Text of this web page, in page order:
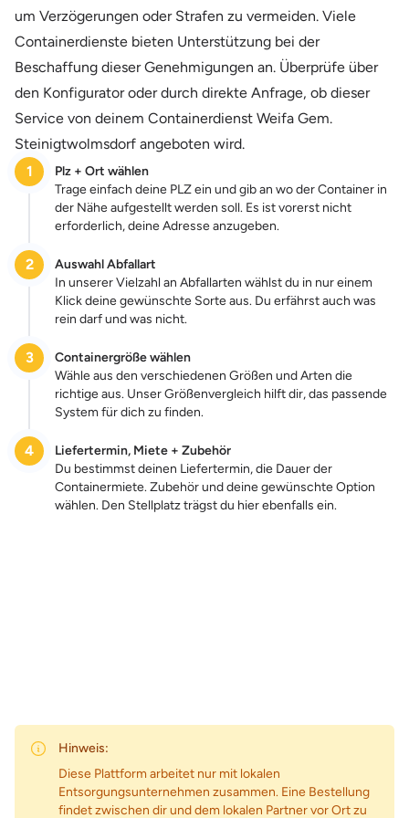
um Verzögerungen oder Strafen zu vermeiden. Viele
Containerdienste bieten Unterstützung bei der
Beschaffung dieser Genehmigungen an. Überprüfe über
den Konfigurator oder durch direkte Anfrage, ob dieser
Service von deinem Containerdienst Weifa Gem.
Steinigtwolmsdorf angeboten wird.
1
Plz + Ort wählen
Trage einfach deine PLZ ein und gib an wo der Container in
der Nähe aufgestellt werden soll. Es ist vorerst nicht
erforderlich, deine Adresse anzugeben.
2
Auswahl Abfallart
In unserer Vielzahl an Abfallarten wählst du in nur einem
Klick deine gewünschte Sorte aus. Du erfährst auch was
rein darf und was nicht.
3
Containergröße wählen
Wähle aus den verschiedenen Größen und Arten die
richtige aus. Unser Größenvergleich hilft dir, das passende
System für dich zu finden.
4
Liefertermin, Miete + Zubehör
Du bestimmst deinen Liefertermin, die Dauer der
Containermiete. Zubehör und deine gewünschte Option
wählen. Den Stellplatz trägst du hier ebenfalls ein.
Hinweis:
Diese Plattform arbeitet nur mit lokalen
Entsorgungsunternehmen zusammen. Eine Bestellung
findet zwischen dir und dem lokalen Partner vor Ort zu